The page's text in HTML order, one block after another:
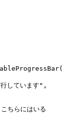
(
しています " ,
ちらにはいる